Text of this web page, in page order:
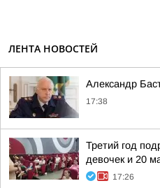
ЛЕНТА НОВОСТЕЙ
Александр
17:38
Третий год
девочек и 20
17:26